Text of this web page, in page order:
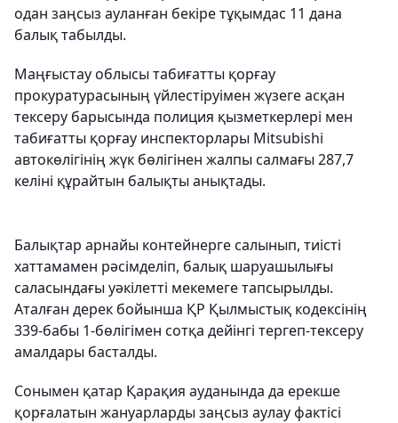
одан заңсыз ауланған бекіре тұқымдас 11 дана
балық табылды.
Маңғыстау облысы табиғатты қорғау
прокуратурасының үйлестіруімен жүзеге асқан
тексеру барысында полиция қызметкерлері мен
табиғатты қорғау инспекторлары Mitsubishi
автокөлігінің жүк бөлігінен жалпы салмағы 287,7
келіні құрайтын балықты анықтады.
Балықтар арнайы контейнерге салынып, тиісті
хаттамамен рәсімделіп, балық шаруашылығы
саласындағы уәкілетті мекемеге тапсырылды.
Аталған дерек бойынша ҚР Қылмыстық кодексінің
339-бабы 1-бөлігімен сотқа дейінгі тергеп-тексеру
амалдары басталды.
Сонымен қатар Қарақия ауданында да ерекше
қорғалатын жануарларды заңсыз аулау фактісі